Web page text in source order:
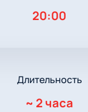
20:00
Длительность
~ 2 часа